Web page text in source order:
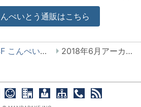
ぺいとう通販はこちら
んぺいとう 2018年6月アーカイブ